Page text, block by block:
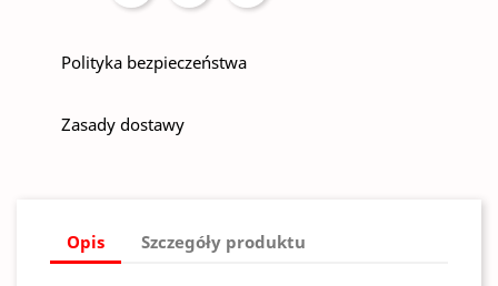
Polityka bezpieczeństwa
Zasady dostawy
Opis Szczegóły produktu